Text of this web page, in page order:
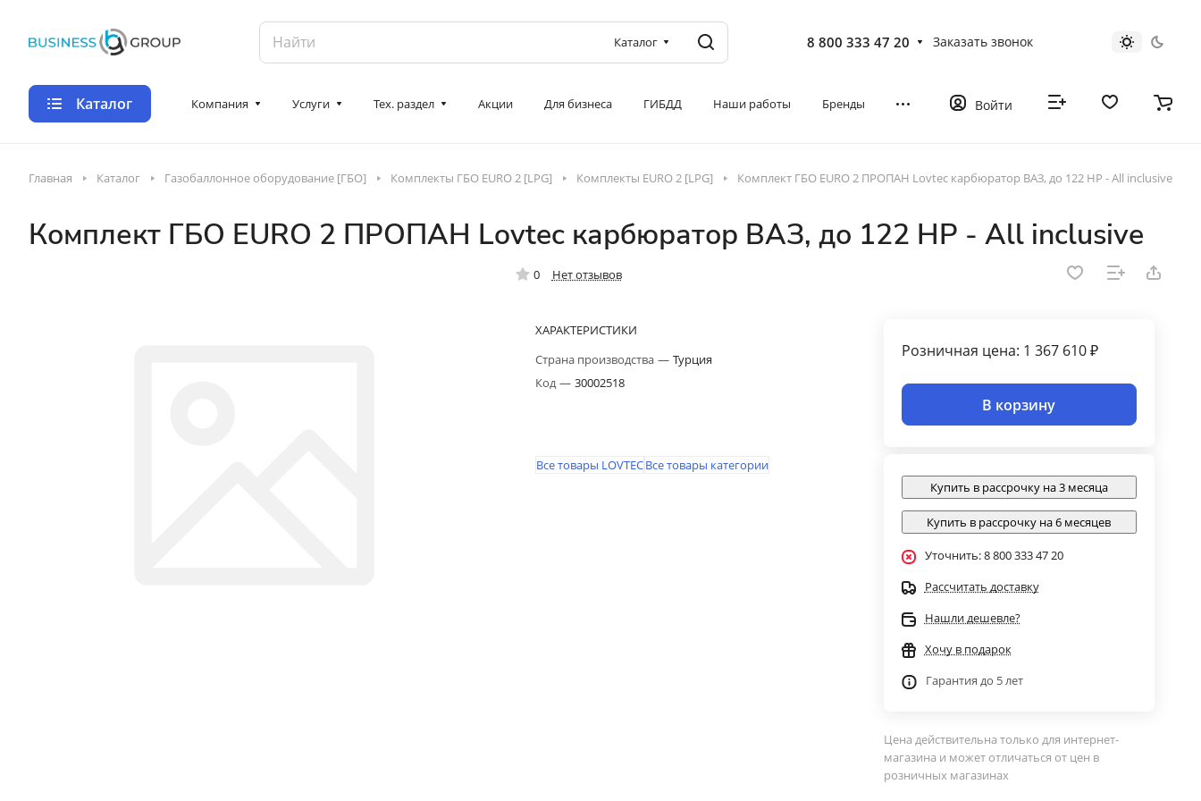
Каталог 8 800 333 47 20 Заказать звонок
Каталог Компания Услуги Тех. раздел Акции Для бизнеса ГИБДД Наши работы Бренды Войти
Главная Каталог Газобаллонное оборудование [ГБО] Комплекты ГБО EURO 2 [LPG] Комплекты EURO 2 [LPG] Комплект ГБО EURO 2 ПРОПАН Lovtec карбюратор ВАЗ, до 122 HP - All inclusive
Комплект ГБО EURO 2 ПРОПАН Lovtec карбюратор ВАЗ, до 122 HP - All inclusive
0 Нет отзывов
ХАРАКТЕРИСТИКИ
Страна производства — Турция
Код— 30002518
Все товары LOVTECВсе товары категории
Розничная цена: 1 367 610 ₽
В корзину
Купить в рассрочку на 3 месяца
Купить в рассрочку на 6 месяцев
Уточнить: 8 800 333 47 20
Рассчитать доставку
Нашли дешевле?
Хочу в подарок
Гарантия до 5 лет
Цена действительна только для интернет-
магазина и может отличаться от цен в
розничных магазинах